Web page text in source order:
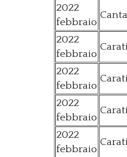
2022
febbraio
2022
febbraio
2022
febbraio
2022
febbraio
2022
febbraio